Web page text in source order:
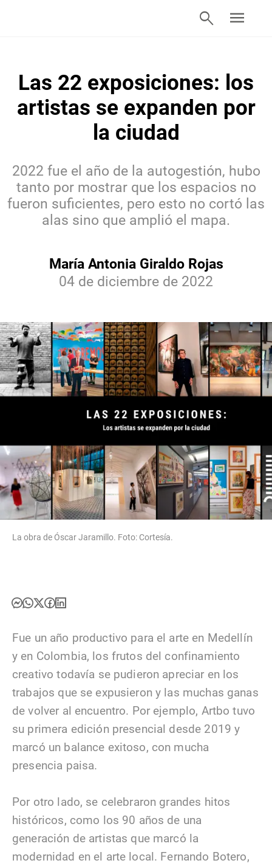
search menu
Las 22 exposiciones: los
artistas se expanden por
la ciudad
2022 fue el año de la autogestión, hubo
tanto por mostrar que los espacios no
fueron suficientes, pero esto no cortó las
alas sino que amplió el mapa.
María Antonia Giraldo Rojas
04 de diciembre de 2022
La obra de Óscar Jaramillo. Foto: Cortesía.
Fue un año productivo para el arte en Medellín
y en Colombia, los frutos del confinamiento
creativo todavía se pudieron apreciar en los
trabajos que se expusieron y las muchas ganas
de volver al encuentro. Por ejemplo, Artbo tuvo
su primera edición presencial desde 2019 y
marcó un balance exitoso, con mucha
presencia paisa.
Por otro lado, se celebraron grandes hitos
históricos, como los 90 años de una
generación de artistas que marcó la
modernidad en el arte local. Fernando Botero,